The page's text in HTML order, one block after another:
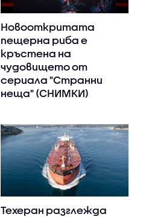
Новооткритата
пещерна риба е
кръстена на
чудовището от
сериала "Странни
неща" (СНИМКИ)
Техеран разглежда